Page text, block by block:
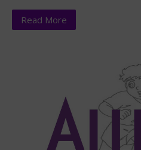
Read More